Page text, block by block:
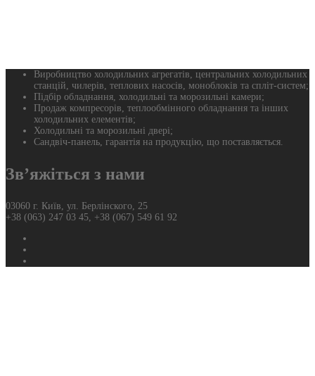
Виробництво холодильних агрегатів, центральних холодильних
станцій, чилерів, теплових насосів, моноблоків та спліт-систем;
Підбір обладнання, холодильні та морозильні камери;
Продаж компресорів, теплообмінного обладнання та інших
холодильних елементів;
Холодильні та морозильні двері;
Сандвіч-панель, гарантія на продукцію, що поставляється.
Зв’яжіться з нами
03060 г. Київ, ул. Берлінского, 25
+38 (063) 247 03 45, +38 (067) 549 61 92